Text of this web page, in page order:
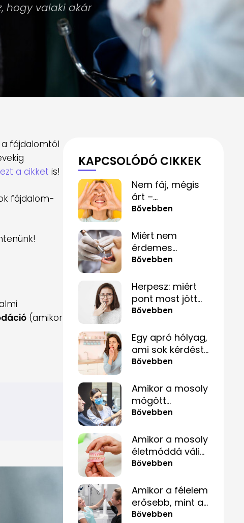
hogy valaki akár
a fájdalomtól
a cikket is!
fájdalom-
(amikor
KAPCSOLÓDÓ CIKKEK
Nem fáj, mégis
árt –
mindennapi
amelyek
alattomosan
rombolják a
Bővebben
Miért nem
érdemes
félvállról venni a
kérdését?
Bővebben
Herpesz: miért
pont most jött
elő, és hogyan
minél
gyorsabban?
Bővebben
Egy apró hólyag,
ami sok kérdést
felvet
Bővebben
Amikor a mosoly
mögött
szorongás
Bővebben
Amikor a mosoly
életmóddá válik
– fogpótlás
tabuk nélkül
Bővebben
Amikor a félelem
erősebb, mint a
fájdalom – és
Bővebben